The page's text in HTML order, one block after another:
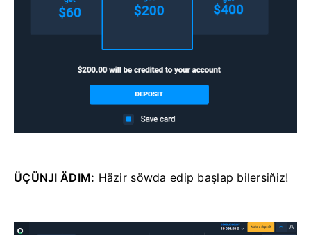
ÜÇÜNJI ÄDIM: Häzir söwda edip başlap bilersiňiz!